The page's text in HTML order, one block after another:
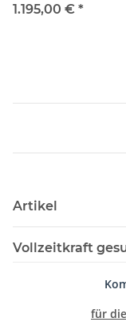
1.195,00 € *
Artikel
Vollzeitkraft
für